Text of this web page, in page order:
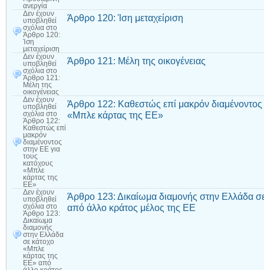
ανεργία
Δεν έχουν
υποβληθεί
σχόλια στο
Άρθρο 120:
Ίση
μεταχείριση
Άρθρο 120: Ίση μεταχείριση
Δεν έχουν
υποβληθεί
σχόλια στο
Άρθρο 121:
Μέλη της
οικογένειας
Άρθρο 121: Μέλη της οικογένειας
Δεν έχουν
υποβληθεί
σχόλια στο
Άρθρο 122:
Καθεστώς επί
μακρόν
διαμένοντος
στην ΕΕ για
τους
κατόχους
«Μπλε
κάρτας της
ΕΕ»
Άρθρο 122: Καθεστώς επί μακρόν
«Μπλε κάρτας της ΕΕ»
Δεν έχουν
υποβληθεί
σχόλια στο
Άρθρο 123:
Δικαίωμα
διαμονής
στην Ελλάδα
σε κάτοχο
«Μπλε
κάρτας της
ΕΕ» από
Άρθρο 123: Δικαίωμα διαμονής στην Ελλάδα
από άλλο κράτος μέλος της ΕΕ